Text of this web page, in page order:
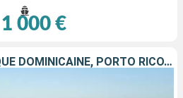
1 000 €
ÉTATS-UNIS, RÉPUBLIQUE DOMINICAINE, PORTO RICO, ANTIGUA-ET-BARBUDA, SAINTE-LUCIE, SAINT-MARTIN